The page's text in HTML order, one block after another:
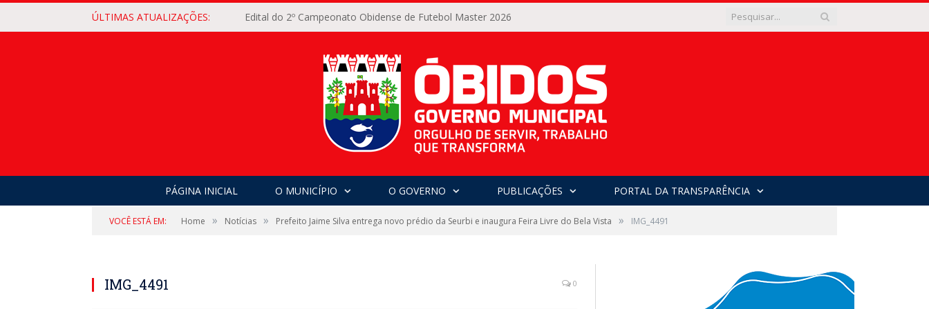
ÚLTIMAS ATUALIZAÇÕES: Edital do 2º Campeonato Obidense de Futebol Master 2026
PÁGINA INICIAL O MUNICÍPIO O GOVERNO PUBLICAÇÕES PORTAL DA TRANSPARÊNCIA
VOCÊ ESTÁ EM: Home » Notícias » Prefeito Jaime Silva entrega novo prédio da Seurbi e inaugura Feira Livre do Bela Vista » IMG_4491
IMG_4491 0